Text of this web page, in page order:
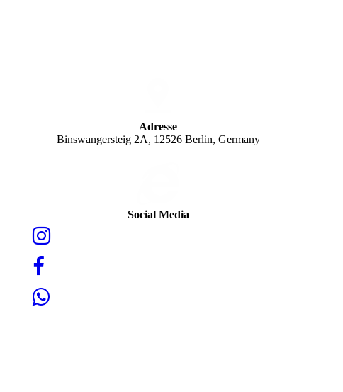
Adresse
Binswangersteig 2A, 12526 Berlin, Germany
Social Media